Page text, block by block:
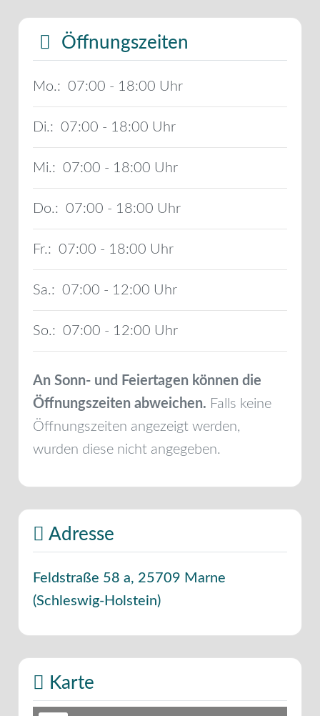
Öffnungszeiten
Mo.: 07:00 - 18:00
Di.: 07:00 - 18:00
Mi.: 07:00 - 18:00
Do.: 07:00 - 18:00
Fr.: 07:00 - 18:00
Sa.: 07:00 - 12:00
So.: 07:00 - 12:00
An Sonn- und Feiertagen können die
Öffnungszeiten abweichen. Falls keine
Öffnungszeiten angezeigt werden,
wurden diese nicht angegeben.
Adresse
Feldstraße 58 a, 25709 Marne
(Schleswig-Holstein)
Karte